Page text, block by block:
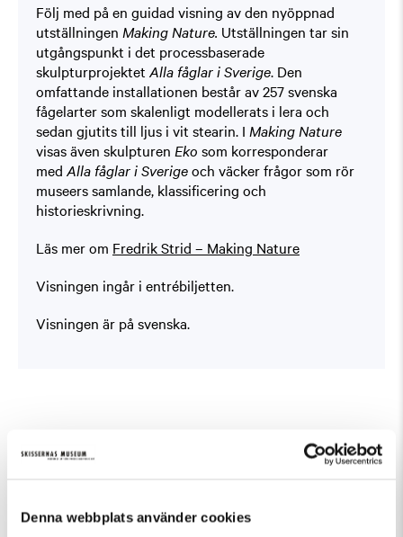
Denna webbplats använder cookies
Följ med på en guidad visning av den nyöppnad
utställningen Making Nature. Utställningen tar sin
utgångspunkt i det processbaserade
skulpturprojektet Alla fåglar i Sverige. Den
omfattande installationen består av 257 svenska
fågelarter som skalenligt modellerats i lera och
sedan gjutits till ljus i vit stearin. I Making Nature
visas även skulpturen Eko som korresponderar
med Alla fåglar i Sverigeoch väcker frågor som rör
museers samlande, klassificering och
historieskrivning.
Läs mer om Fredrik Strid – Making Nature
Visningen ingår i entrébiljetten.
Visningen är på svenska.
Fler evenemang som passar Guidad visning,
Tillfällig utställning